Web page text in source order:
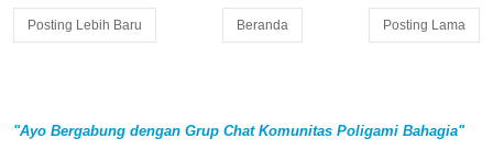
Posting Lebih Baru Posting Lama
Beranda
"Ayo Bergabung dengan Grup Chat Komunitas Poligami Bahagia"